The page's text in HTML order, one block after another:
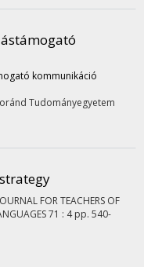
kommunikáció
Tudományegyetem
FOR TEACHERS OF
71 : 4 pp. 540-